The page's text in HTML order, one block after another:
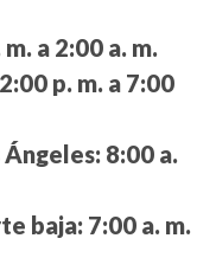
a 2:00 a. m.
2:00 p. m. a 7:00
8:00 a.
baja: 7:00 a. m.